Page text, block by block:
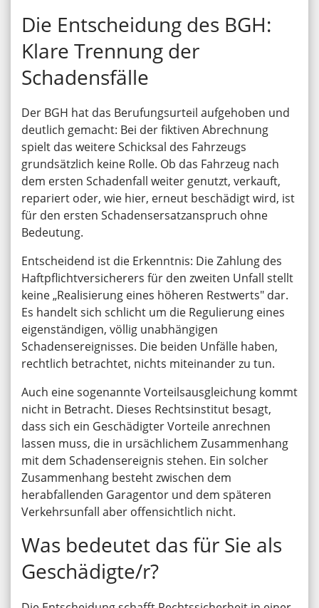
Die Entscheidung des BGH:
Klare Trennung der
Schadensfälle
Der BGH hat das Berufungsurteil aufgehoben und
deutlich gemacht: Bei der fiktiven Abrechnung
spielt das weitere Schicksal des Fahrzeugs
grundsätzlich keine Rolle. Ob das Fahrzeug nach
dem ersten Schadenfall weiter genutzt, verkauft,
repariert oder, wie hier, erneut beschädigt wird, ist
für den ersten Schadensersatzanspruch ohne
Bedeutung.
Entscheidend ist die Erkenntnis: Die Zahlung des
Haftpflichtversicherers für den zweiten Unfall stellt
keine „Realisierung eines höheren Restwerts" dar.
Es handelt sich schlicht um die Regulierung eines
eigenständigen, völlig unabhängigen
Schadensereignisses. Die beiden Unfälle haben,
rechtlich betrachtet, nichts miteinander zu tun.
Auch eine sogenannte Vorteilsausgleichung kommt
nicht in Betracht. Dieses Rechtsinstitut besagt,
dass sich ein Geschädigter Vorteile anrechnen
lassen muss, die in ursächlichem Zusammenhang
mit dem Schadensereignis stehen. Ein solcher
Zusammenhang besteht zwischen dem
herabfallenden Garagentor und dem späteren
Verkehrsunfall aber offensichtlich nicht.
Was bedeutet das für Sie als
Geschädigte/r?